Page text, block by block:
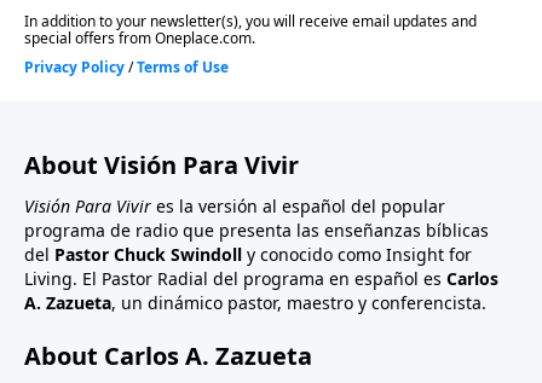
About Visión Para Vivir
Visión Para Vivir es la versión al español del popular
programa de radio que presenta las enseñanzas bíblicas
del Pastor Chuck Swindoll y conocido como Insight for
Living. El Pastor Radial del programa en español es Carlos
A. Zazueta, un dinámico pastor, maestro y conferencista.
About Carlos A. Zazueta